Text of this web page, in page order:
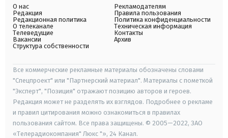
О нас
Редакция
Редакционная политика
О телеканале
Телеведущие
Вакансии
Структура собственности
Рекламодателям
Правила пользования
Политика конфиденциальности
Техническая информация
Контакты
Архив
Все коммерческие рекламные материалы обозначены словами
"Спецпроект" или "Партнерский материал". Материалы с пометкой
"Эксперт", "Позиция" отражают позицию авторов и героев.
Редакция может не разделять их взглядов. Подробнее о рекламе
и правил цитирования можно ознакомиться в правилах
пользования сайтом. Все права защищены. © 2005—2022, ЗАО
«Телерадиокомпания" Люкс "», 24 Канал.